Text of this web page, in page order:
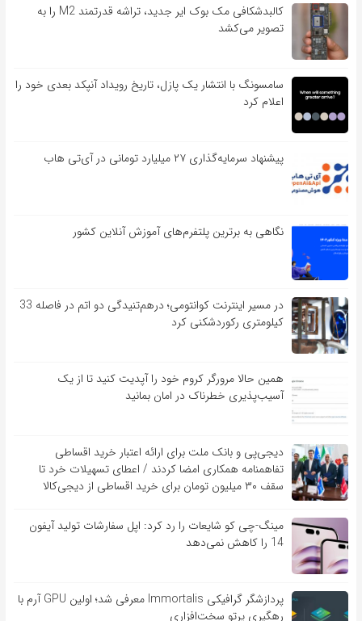
کالبدشکافی مک بوک ایر جدید، تراشه قدرتمند M2 را به
تصویر می‌کشد
سامسونگ با انتشار یک پازل، تاریخ رویداد آنپکد بعدی خود را
اعلام کرد
پیشنهاد سرمایه‌گذاری ۲۷ میلیارد تومانی در آی‌تی هاب
نگاهی به برترین پلتفرم‌های آموزش آنلاین کشور
در مسیر اینترنت کوانتومی؛ درهم‌تنیدگی دو اتم در فاصله 33
کیلومتری رکوردشکنی کرد
همین حالا مرورگر کروم خود را آپدیت کنید تا از یک
آسیب‌‌‌‌پذیری خطرناک در امان بمانید
دیجی‌پی و بانک ملت برای ارائه اعتبار خرید اقساطی
تفاهم‎نامه همکاری امضا کردند / اعطای تسهیلات خرد تا
سقف ۳۰ میلیون تومان برای خرید اقساطی از دیجی‌کالا
مینگ-چی کو شایعات را رد کرد: اپل سفارشات تولید آیفون
14 را کاهش نمی‌دهد
پردازشگر گرافیکی Immortalis معرفی شد؛ اولین GPU آرم با
رهگیری پرتو سخت‌افزاری